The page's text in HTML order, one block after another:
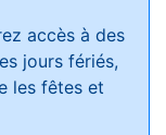
accès à des
jours fériés,
les fêtes et